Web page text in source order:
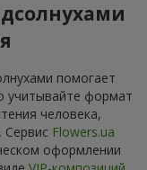
помогает
учитывайте формат
человека,
Сервис Flowers.ua
оформлении